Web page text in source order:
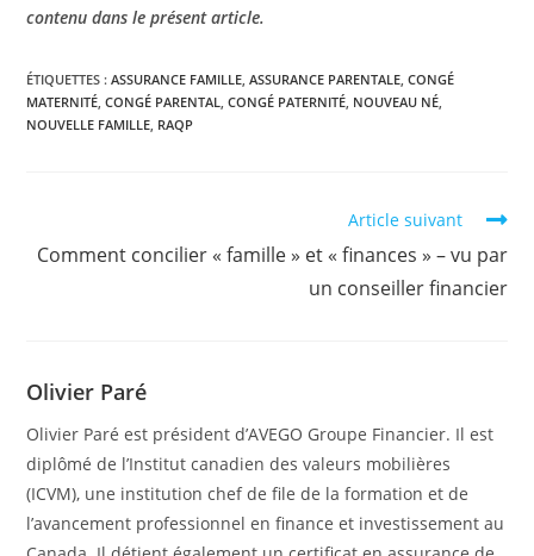
contenu dans le présent article.
ÉTIQUETTES :ASSURANCE FAMILLE, ASSURANCE PARENTALE, CONGÉ
MATERNITÉ, CONGÉ PARENTAL, CONGÉ PATERNITÉ, NOUVEAU NÉ,
NOUVELLE FAMILLE, RAQP
articles
Article suivant
Comment concilier « famille » et « finances » – vu par
un conseiller financier
Olivier Paré
Olivier Paré est président d’AVEGO Groupe Financier. Il est
diplômé de l’Institut canadien des valeurs mobilières
(ICVM), une institution chef de file de la formation et de
l’avancement professionnel en finance et investissement au